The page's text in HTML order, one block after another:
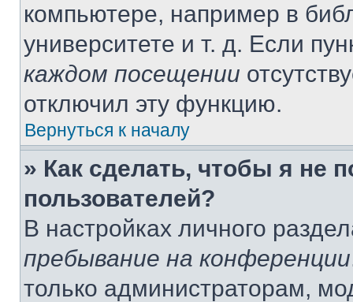
компьютере, например в
университете и т. д. Если
каждом посещении
отключил эту функцию.
Вернуться к началу
» Как сделать, чтобы я не
пользователей?
В настройках личного
пребывание на конференции
только администраторам,